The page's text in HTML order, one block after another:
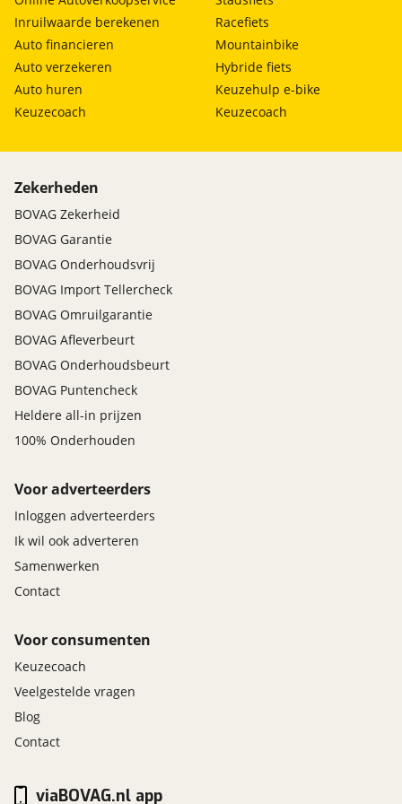
Agile Handling Assist (AHA)
Audiobediening aan het stuur
Elektrische stuurbekrachtiging (EPS)
Kantel- en telescopisch stuurwiel
Schakelpeddels aan het stuur
Achterspoiler
Geïntegreerde dakrails
Normale lak
Trim interieur
Interieur paneel met hout look afwerking
Lederen knop versnellingspook
Lederen stuurwiel
Zilveren deurhandgrepen interieur
Veiligheid aandrijving
snelheidsbegrenzer
Rijwegassistentie (Road Departure Mitigation)
Stabiliteitssysteem (VSA)
TSA (Trailer Stability Assist), antischaarsysteem
Waarschuwingssyteem verlaten rijbaan (LDW)
Velgen en banden
19'' lichtmetalen velgen
Reservewiel
Ventilatie en verwarming
Automatische dubbele zone airco
Inruilwaarde berekenen
Auto financieren
Auto verzekeren
Auto huren
Keuzecoach
Racefiets
Mountainbike
Hybride fiets
Keuzehulp e-bike
Keuzecoach
Zekerheden
BOVAG Zekerheid
BOVAG Garantie
BOVAG Onderhoudsvrij
BOVAG Import Tellercheck
BOVAG Omruilgarantie
BOVAG Afleverbeurt
BOVAG Onderhoudsbeurt
BOVAG Puntencheck
Heldere all-in prijzen
100% Onderhouden
Voor adverteerders
Inloggen adverteerders
Ik wil ook adverteren
Samenwerken
Contact
Voor consumenten
Keuzecoach
Veelgestelde vragen
Blog
Contact
viaBOVAG.nl app